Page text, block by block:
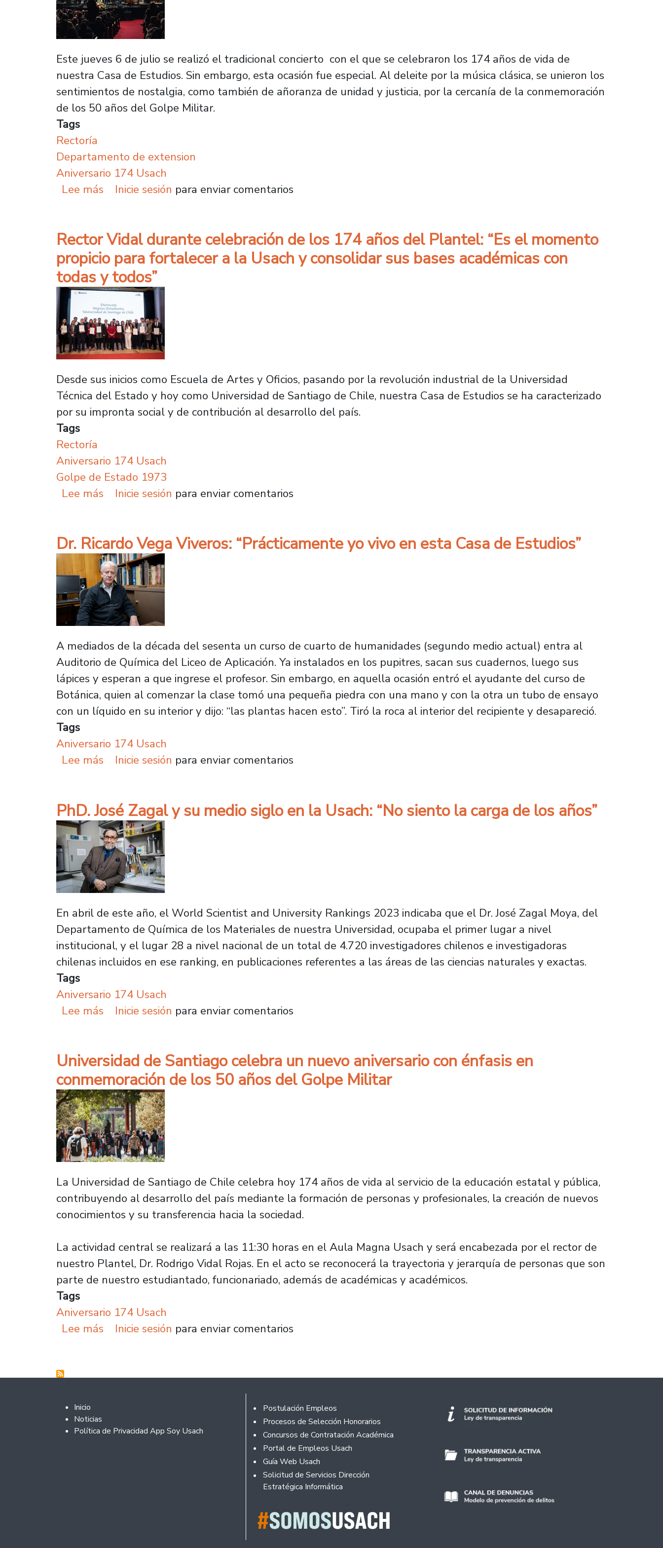
Este jueves 6 de julio se realizó el tradicional concierto con el que se celebraron los 174 años de vida de
nuestra Casa de Estudios. Sin embargo, esta ocasión fue especial. Al deleite por la música clásica, se unieron los
sentimientos de nostalgia, como también de añoranza de unidad y justicia, por la cercanía de la conmemoración
de los 50 años del Golpe Militar.
Tags
Rectoría
Departamento de extension
Aniversario 174 Usach
Lee más sobre Nuevos arreglos musicales para temas de Víctor Jara marcaron concierto de aniversario 174 de la
Inicie sesión para enviar comentarios
Rector Vidal durante celebración de los 174 años del Plantel: “Es el momento
propicio para fortalecer a la Usach y consolidar sus bases académicas con
todas y todos”
Desde sus inicios como Escuela de Artes y Oficios, pasando por la revolución industrial de la Universidad
Técnica del Estado y hoy como Universidad de Santiago de Chile, nuestra Casa de Estudios se ha caracterizado
por su impronta social y de contribución al desarrollo del país.
Tags
Rectoría
Aniversario 174 Usach
Golpe de Estado 1973
Lee más sobre Rector Vidal durante celebración de los 174 años del Plantel: “Es el momento propicio para fortalecer a la
Inicie sesión para enviar comentarios
Dr. Ricardo Vega Viveros: “Prácticamente yo vivo en esta Casa de Estudios”
A mediados de la década del sesenta un curso de cuarto de humanidades (segundo medio actual) entra al
Auditorio de Química del Liceo de Aplicación. Ya instalados en los pupitres, sacan sus cuadernos, luego sus
lápices y esperan a que ingrese el profesor. Sin embargo, en aquella ocasión entró el ayudante del curso de
Botánica, quien al comenzar la clase tomó una pequeña piedra con una mano y con la otra un tubo de ensayo
con un líquido en su interior y dijo: “las plantas hacen esto”. Tiró la roca al interior del recipiente y desapareció.
Tags
Aniversario 174 Usach
Lee más sobre Dr. Ricardo Vega Viveros: “Prácticamente yo vivo en esta Casa de Estudios”
Inicie sesión para enviar comentarios
PhD. José Zagal y su medio siglo en la Usach: “No siento la carga de los años”
En abril de este año, el World Scientist and University Rankings 2023 indicaba que el Dr. José Zagal Moya, del
Departamento de Química de los Materiales de nuestra Universidad, ocupaba el primer lugar a nivel
institucional, y el lugar 28 a nivel nacional de un total de 4.720 investigadores chilenos e investigadoras
chilenas incluidos en ese ranking, en publicaciones referentes a las áreas de las ciencias naturales y exactas.
Tags
Aniversario 174 Usach
Lee más sobre PhD. José Zagal y su medio siglo en la Usach: “No siento la carga de los años”
Inicie sesión para enviar comentarios
Universidad de Santiago celebra un nuevo aniversario con énfasis en
conmemoración de los 50 años del Golpe Militar
La Universidad de Santiago de Chile celebra hoy 174 años de vida al servicio de la educación estatal y pública,
contribuyendo al desarrollo del país mediante la formación de personas y profesionales, la creación de nuevos
conocimientos y su transferencia hacia la sociedad.
La actividad central se realizará a las 11:30 horas en el Aula Magna Usach y será encabezada por el rector de
nuestro Plantel, Dr. Rodrigo Vidal Rojas. En el acto se reconocerá la trayectoria y jerarquía de personas que son
parte de nuestro estudiantado, funcionariado, además de académicas y académicos.
Tags
Aniversario 174 Usach
Lee más sobre Universidad de Santiago celebra un nuevo aniversario con énfasis en conmemoración de los 50 años del
Inicie sesión para enviar comentarios
Footer 2
Inicio
Noticias
Política de Privacidad App Soy Usach
Footer
Postulación Empleos
Procesos de Selección Honorarios
Concursos de Contratación Académica
Portal de Empleos Usach
Guía Web Usach
Solicitud de Servicios Dirección
Estratégica Informática